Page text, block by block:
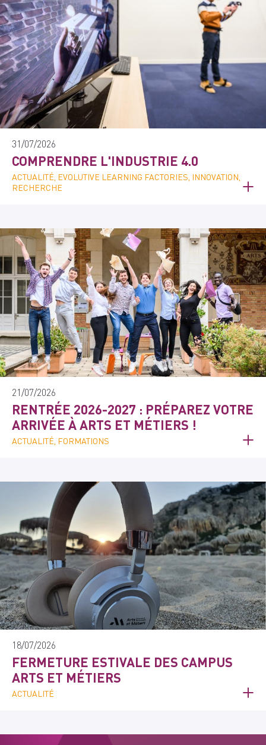
31/07/2026
COMPRENDRE L'INDUSTRIE 4.0
ACTUALITÉ, EVOLUTIVE LEARNING FACTORIES, INNOVATION,
RECHERCHE
21/07/2026
RENTRÉE 2026-2027 : PRÉPAREZ VOTRE
ARRIVÉE À ARTS ET MÉTIERS !
ACTUALITÉ, FORMATIONS
18/07/2026
FERMETURE ESTIVALE DES CAMPUS
ARTS ET MÉTIERS
ACTUALITÉ